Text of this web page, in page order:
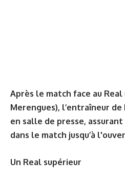
Après le match face au
Merengues), l’entraîneur de
en salle de presse,
dans le match jusqu’à
Un Real supérieur